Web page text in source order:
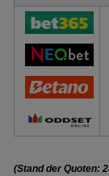
(Stand der Quoten: